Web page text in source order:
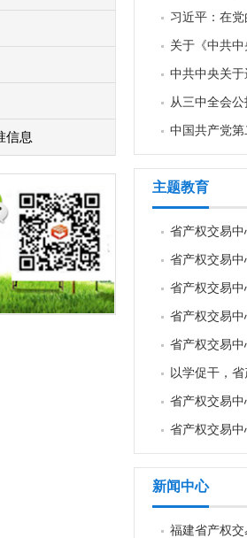
信息
习近平：在
关于《中共
中共中央关
从三中全会
中国共产党
主题教育
省产权交易
省产权交易
省产权交易
省产权交易
省产权交易
以学促干，
省产权交易
省产权交易
新闻中心
福建省产权